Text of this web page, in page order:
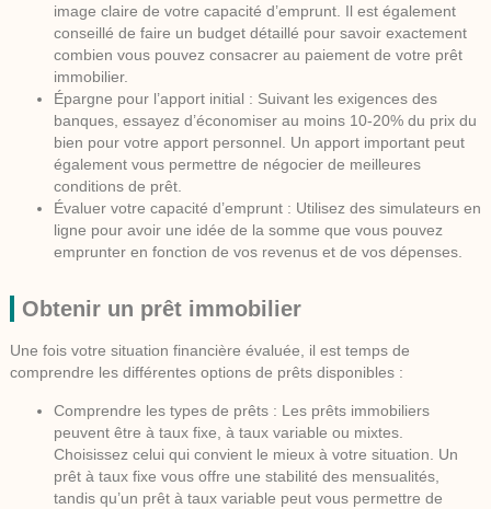
image claire de votre capacité d’emprunt. Il est également
conseillé de faire un budget détaillé pour savoir exactement
combien vous pouvez consacrer au paiement de votre prêt
immobilier.
Épargne pour l’apport initial : Suivant les exigences des
banques, essayez d’économiser au moins 10-20% du prix du
bien pour votre apport personnel. Un apport important peut
également vous permettre de négocier de meilleures
conditions de prêt.
Évaluer votre capacité d’emprunt : Utilisez des simulateurs en
ligne pour avoir une idée de la somme que vous pouvez
emprunter en fonction de vos revenus et de vos dépenses.
Obtenir un prêt immobilier
Une fois votre situation financière évaluée, il est temps de
comprendre les différentes options de prêts disponibles :
Comprendre les types de prêts : Les prêts immobiliers
peuvent être à taux fixe, à taux variable ou mixtes.
Choisissez celui qui convient le mieux à votre situation. Un
prêt à taux fixe vous offre une stabilité des mensualités,
tandis qu’un prêt à taux variable peut vous permettre de